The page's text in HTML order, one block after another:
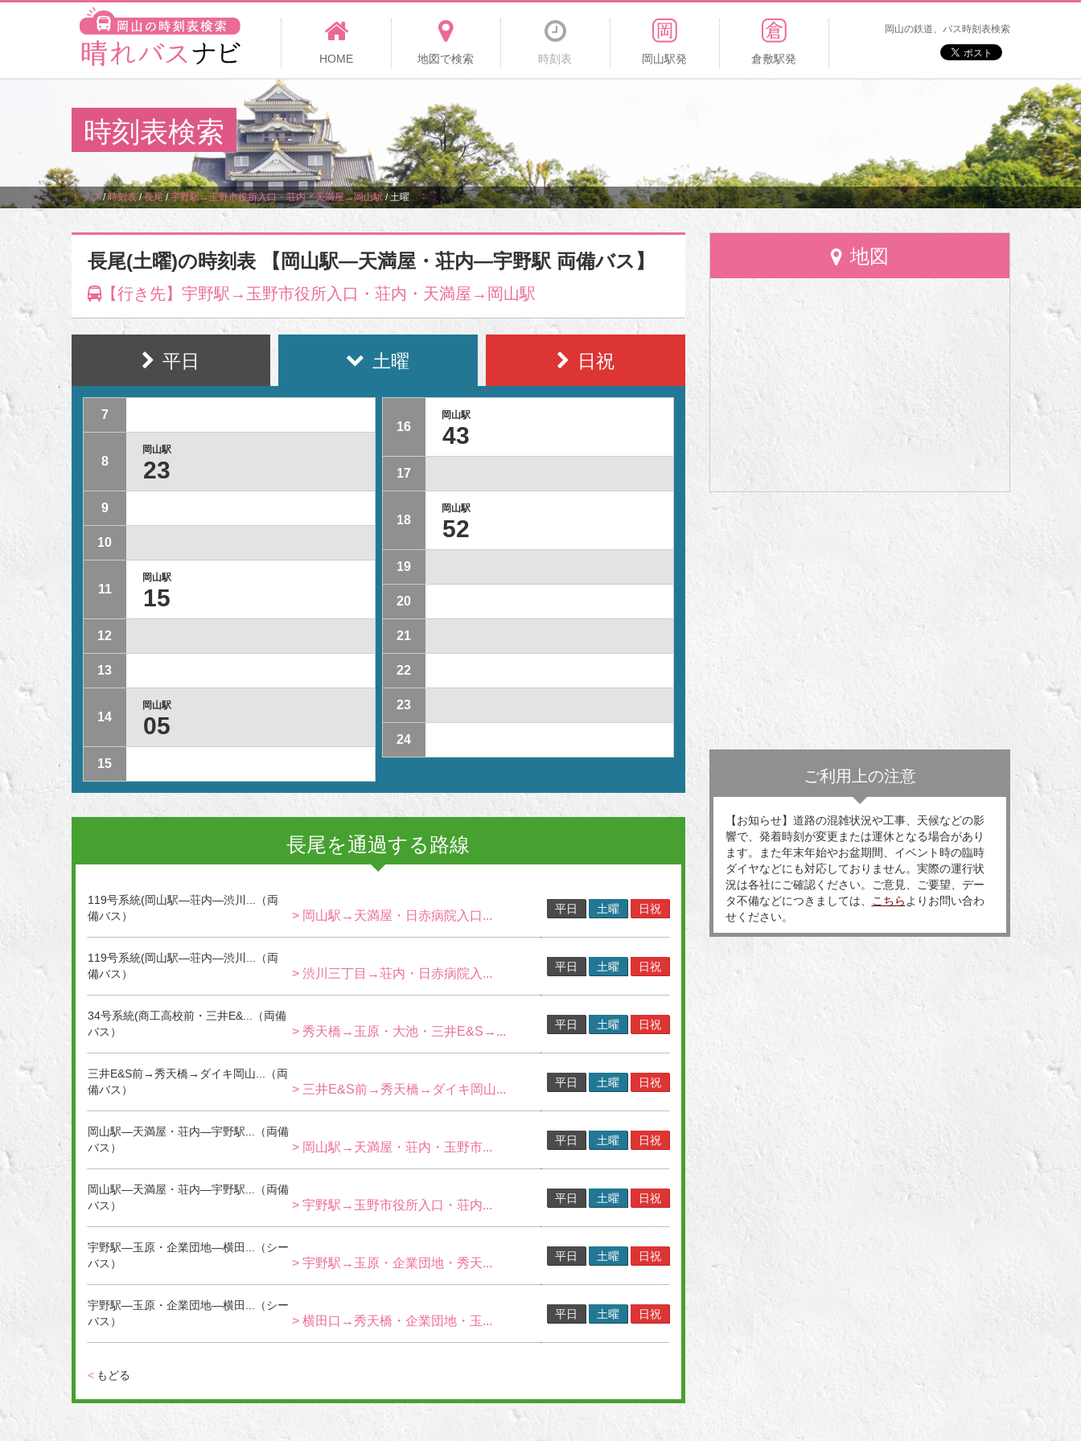
HOME 地図で検索 時刻表 岡山駅発 倉敷駅発
岡山の鉄道、バス時刻表検索
時刻表検索
トップ/時刻表/長尾/宇野駅→玉野市役所入口・荘内・天満屋→岡山駅/土曜
長尾(土曜)の時刻表 【岡山駅―天満屋・荘内―宇野駅 両備バス】
【行き先】宇野駅→玉野市役所入口・荘内・天満屋→岡山駅
平日 土曜 日祝
7
8
岡山駅
23
9
10
11
岡山駅
15
12
13
14
岡山駅
05
15
16
岡山駅
43
17
18
岡山駅
52
19
20
21
22
23
24
長尾を通過する路線
119号系統(岡山駅―荘内―渋川...（両
備バス）
> 岡山駅→天満屋・日赤病院入口... 平日 土曜 日祝
119号系統(岡山駅―荘内―渋川...（両
備バス）
> 渋川三丁目→荘内・日赤病院入... 平日 土曜 日祝
34号系統(商工高校前・三井E&...（両備
バス）
> 秀天橋→玉原・大池・三井E&S→... 平日 土曜 日祝
三井E&S前→秀天橋→ダイキ岡山...（両
備バス）
> 三井E&S前→秀天橋→ダイキ岡山... 平日 土曜 日祝
岡山駅―天満屋・荘内―宇野駅...（両備
バス）
> 岡山駅→天満屋・荘内・玉野市... 平日 土曜 日祝
岡山駅―天満屋・荘内―宇野駅...（両備
バス）
> 宇野駅→玉野市役所入口・荘内... 平日 土曜 日祝
宇野駅―玉原・企業団地―横田...（シー
バス）
> 宇野駅→玉原・企業団地・秀天... 平日 土曜 日祝
宇野駅―玉原・企業団地―横田...（シー
バス）
> 横田口→秀天橋・企業団地・玉... 平日 土曜 日祝
< もどる
地図
ご利用上の注意
【お知らせ】道路の混雑状況や工事、天候などの影
響で、発着時刻が変更または運休となる場合があり
ます。また年末年始やお盆期間、イベント時の臨時
ダイヤなどにも対応しておりません。実際の運行状
況は各社にご確認ください。ご意見、ご要望、デー
タ不備などにつきましては、
こちら よりお問い合わ
せください。